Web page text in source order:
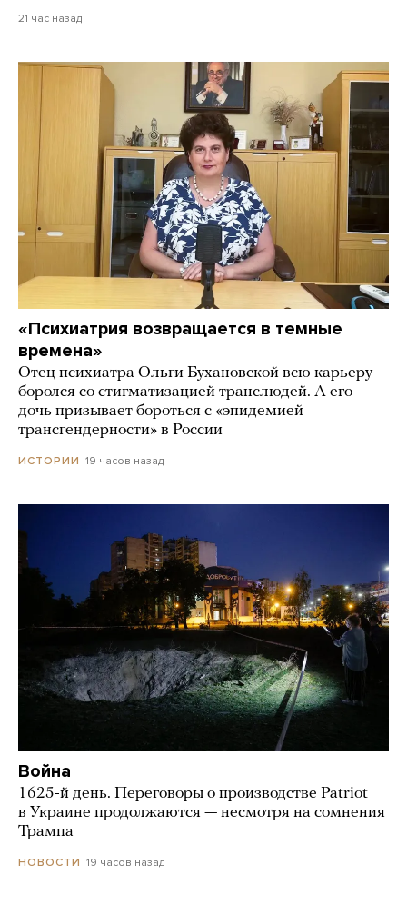
21 час назад
«Психиатрия возвращается в темные
времена»
Отец психиатра Ольги Бухановской всю карьеру
боролся со стигматизацией транслюдей. А его
дочь призывает бороться с «эпидемией
трансгендерности» в России
ИСТОРИИ 19 часов назад
Война
1625-й день. Переговоры о производстве Patriot
в Украине продолжаются — несмотря на сомнения
Трампа
НОВОСТИ 19 часов назад